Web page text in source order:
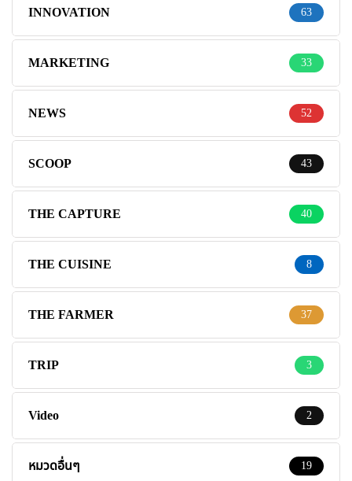
INNOVATION 63
MARKETING 33
NEWS 52
SCOOP 43
THE CAPTURE 40
THE CUISINE 8
THE FARMER 37
TRIP 3
Video 2
หมวดอื่นๆ 19